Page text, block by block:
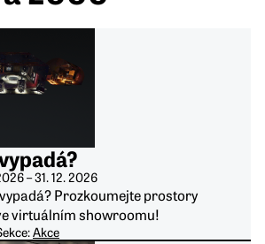
–31. 12. 2026
Prozkoumejte prostory
virtuálním showroomu!
Akce